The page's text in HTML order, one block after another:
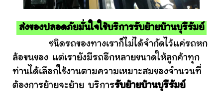
ส่งของปลอดภัยมั่นใจใช้บริการรับย้ายบ้านบุรีรัมย์
ชนิดรถของทางเราก็ไม่ได้จำกัดไว้แค่รถหก
ล้อขนของ แต่เรายังมีรถอีกหลายขนาดให้ลูกค้าทุก
ท่านได้เลือกใช้งานตามความเหมาะสมของจำนวนที่
ต้องการย้ายจะย้าย บริการรับย้ายบ้านบุรีรัมย์